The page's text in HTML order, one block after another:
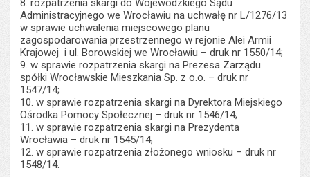
8. rozpatrzenia skargi do Wojewódzkiego Sądu
Administracyjnego we Wrocławiu na uchwałę nr L/1276/13
w sprawie uchwalenia miejscowego planu
zagospodarowania przestrzennego w rejonie Alei Armii
Krajowej i ul. Borowskiej we Wrocławiu – druk nr 1550/14;
9. w sprawie rozpatrzenia skargi na Prezesa Zarządu
spółki Wrocławskie Mieszkania Sp. z o.o. – druk nr
1547/14;
10. w sprawie rozpatrzenia skargi na Dyrektora Miejskiego
Ośrodka Pomocy Społecznej – druk nr 1546/14;
11. w sprawie rozpatrzenia skargi na Prezydenta
Wrocławia – druk nr 1545/14;
12. w sprawie rozpatrzenia złożonego wniosku – druk nr
1548/14.